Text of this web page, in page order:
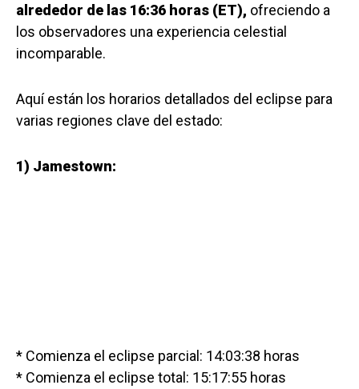
alrededor de las 16:36 horas (ET), ofreciendo a
los observadores una experiencia celestial
incomparable.
Aquí están los horarios detallados del eclipse para
varias regiones clave del estado:
1) Jamestown:
* Comienza el eclipse parcial: 14:03:38 horas
* Comienza el eclipse total: 15:17:55 horas